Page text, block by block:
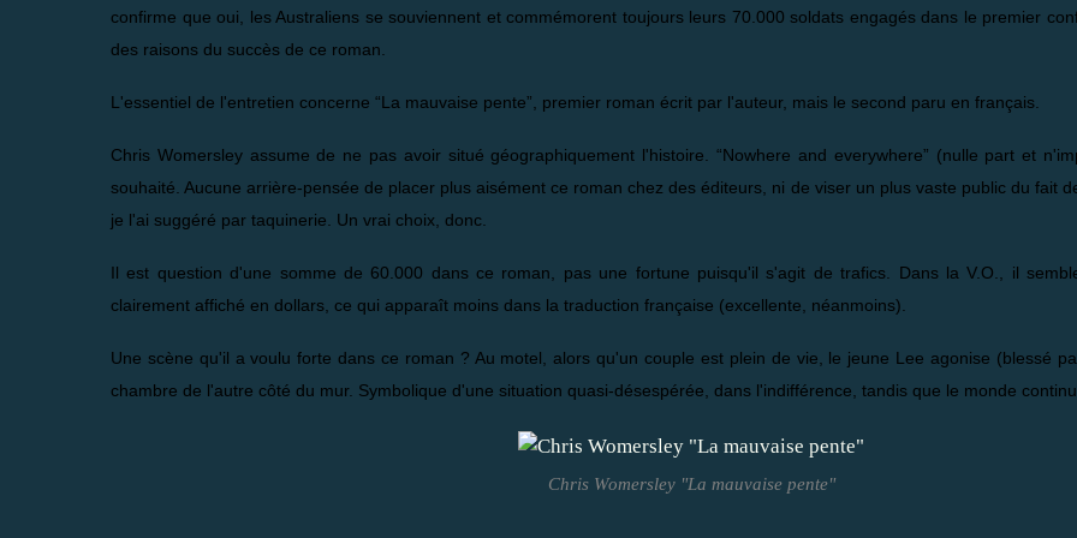
confirme que oui, les Australiens se souviennent et commémorent toujours leurs 70.000 soldats engagés dans le premier
des raisons du succès de ce roman.
L'essentiel de l'entretien concerne “La mauvaise pente”, premier roman écrit par l'auteur, mais le second paru en français.
Chris Womersley assume de ne pas avoir situé géographiquement l'histoire. “Nowhere and everywhere” (nulle part et
souhaité. Aucune arrière-pensée de placer plus aisément ce roman chez des éditeurs, ni de viser un plus vaste public du fait
je l'ai suggéré par taquinerie. Un vrai choix, donc.
Il est question d'une somme de 60.000 dans ce roman, pas une fortune puisqu'il s'agit de trafics. Dans la V.O., il
clairement affiché en dollars, ce qui apparaît moins dans la traduction française (excellente, néanmoins).
Une scène qu'il a voulu forte dans ce roman ? Au motel, alors qu'un couple est plein de vie, le jeune Lee agonise (blessé
chambre de l'autre côté du mur. Symbolique d'une situation quasi-désespérée, dans l'indifférence, tandis que le monde
Chris Womersley "La mauvaise pente"